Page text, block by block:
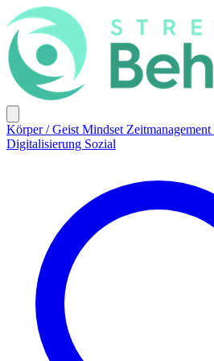
Körper / Geist Mindset Zeitmanagement
Digitalisierung Sozial